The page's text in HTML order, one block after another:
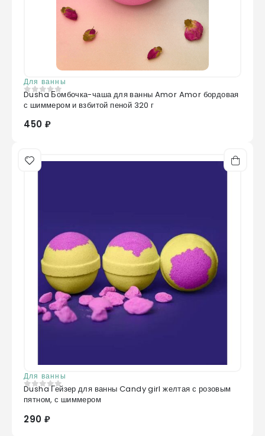
Для ванны
0 из 5
Dusha Бомбочка-чаша для ванны Amor Amor бордовая
с шиммером и взбитой пеной 320 г
450 ₽
Для ванны
0 из 5
Dusha Гейзер для ванны Candy girl желтая с розовым
пятном, с шиммером
290 ₽